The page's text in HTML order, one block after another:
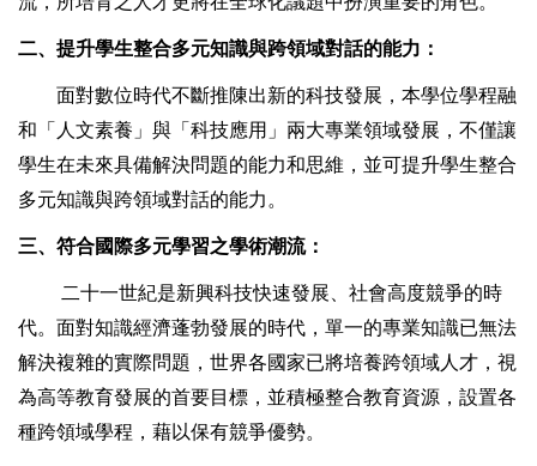
二、提升學生整合多元知識與跨領域對話的能力：
面對數位時代不斷推陳出新的科技發展，本學位學程融
和「人文素養」與「科技應用」兩大專業領域發展，不僅讓
學生在未來具備解決問題的能力和思維，並可提升學生整合
多元知識與跨領域對話的能力。
三、符合國際多元學習之學術潮流：
二十一世紀是新興科技快速發展、社會高度競爭的時
代。面對知識經濟蓬勃發展的時代，單一的專業知識已無法
解決複雜的實際問題，世界各國家已將培養跨領域人才，視
為高等教育發展的首要目標，並積極整合教育資源，設置各
種跨領域學程，藉以保有競爭優勢。